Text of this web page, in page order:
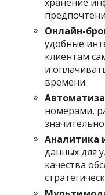
Онлайн-
удобные
клиентам
и
времени.
номерами,
Аналитика
данных для
качества